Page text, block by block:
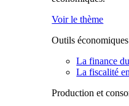
Voir le thème
Outils économiques
La finance
La fiscalité
Production et